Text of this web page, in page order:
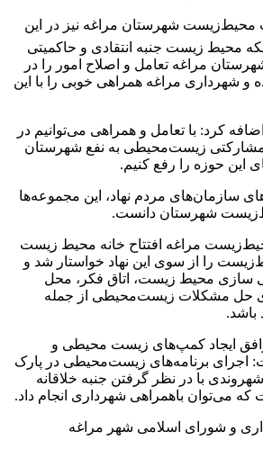
شهرستان مراغه نیز در این
محیط زیست جنبه انتقادی و حاکمیتی
شهرستان مراغه تعامل و اصلاح امور را در
و شهرداری مراغه همراهی خوبی را با این
کرد: با تعامل و همراهی می‌توانیم در
مشارکتی زیست‌محیطی به نفع شهرستان
این حوزه را رفع کنیم.
سازمان‌های مردم نهاد، این مجموعه‌ها
شهرستان دانست.
مراغه افتتاح خانه محیط زیست
را از سوی این نهاد خواستار شد و
سازی محیط زیست، اتاق فکر، محل
حل مشکلات زیست‌محیطی از جمله
باشد.
ایجاد کمپ‌های زیست محیطی و
اجرای برنامه‌های زیست‌محیطی در پارک
با در نظر گرفتن جنبه خلاقانه
می‌توان باهمراهی شهرداری انجام داد.
و شورای اسلامی شهر مراغه